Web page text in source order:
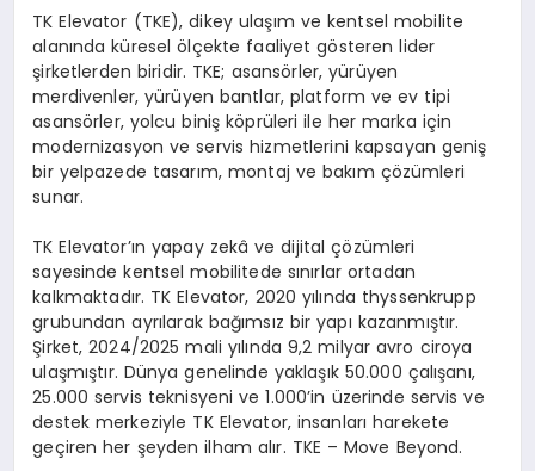
TK Elevator (TKE), dikey ulaşım ve kentsel mobilite
alanında küresel ölçekte faaliyet gösteren lider
şirketlerden biridir. TKE; asansörler, yürüyen
merdivenler, yürüyen bantlar, platform ve ev tipi
asansörler, yolcu biniş köprüleri ile her marka için
modernizasyon ve servis hizmetlerini kapsayan geniş
bir yelpazede tasarım, montaj ve bakım çözümleri
sunar.
TK Elevator’ın yapay zekâ ve dijital çözümleri
sayesinde kentsel mobilitede sınırlar ortadan
kalkmaktadır. TK Elevator, 2020 yılında thyssenkrupp
grubundan ayrılarak bağımsız bir yapı kazanmıştır.
Şirket, 2024/2025 mali yılında 9,2 milyar avro ciroya
ulaşmıştır. Dünya genelinde yaklaşık 50.000 çalışanı,
25.000 servis teknisyeni ve 1.000’in üzerinde servis ve
destek merkeziyle TK Elevator, insanları harekete
geçiren her şeyden ilham alır. TKE – Move Beyond.